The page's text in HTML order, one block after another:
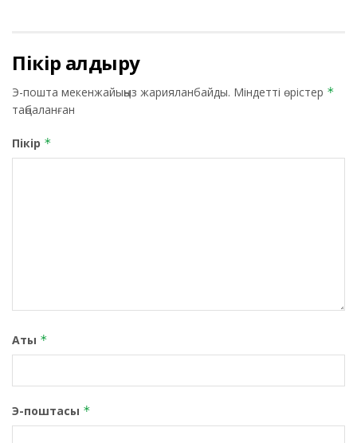
Пікір қалдыру
Э-пошта мекенжайыңыз жарияланбайды. Міндетті өрістер *
таңбаланған
Пікір *
Аты *
Э-поштасы *